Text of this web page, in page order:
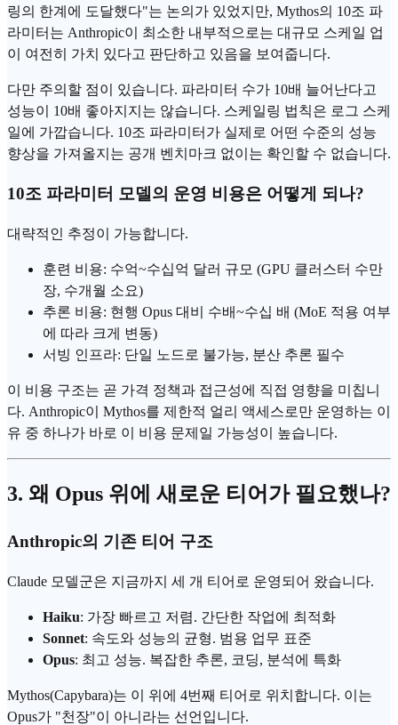
링의 한계에 도달했다"는 논의가 있었지만, Mythos의 10조 파
라미터는 Anthropic이 최소한 내부적으로는 대규모 스케일 업
이 여전히 가치 있다고 판단하고 있음을 보여줍니다.
다만 주의할 점이 있습니다. 파라미터 수가 10배 늘어난다고
성능이 10배 좋아지지는 않습니다. 스케일링 법칙은 로그 스케
일에 가깝습니다. 10조 파라미터가 실제로 어떤 수준의 성능
향상을 가져올지는 공개 벤치마크 없이는 확인할 수 없습니다.
10조 파라미터 모델의 운영 비용은 어떻게 되나?
대략적인 추정이 가능합니다.
훈련 비용: 수억~수십억 달러 규모 (GPU 클러스터 수만
장, 수개월 소요)
추론 비용: 현행 Opus 대비 수배~수십 배 (MoE 적용 여부
에 따라 크게 변동)
서빙 인프라: 단일 노드로 불가능, 분산 추론 필수
이 비용 구조는 곧 가격 정책과 접근성에 직접 영향을 미칩니
다. Anthropic이 Mythos를 제한적 얼리 액세스로만 운영하는 이
유 중 하나가 바로 이 비용 문제일 가능성이 높습니다.
3. 왜 Opus 위에 새로운 티어가 필요했나?
Anthropic의 기존 티어 구조
Claude 모델군은 지금까지 세 개 티어로 운영되어 왔습니다.
Haiku: 가장 빠르고 저렴. 간단한 작업에 최적화
Sonnet: 속도와 성능의 균형. 범용 업무 표준
Opus: 최고 성능. 복잡한 추론, 코딩, 분석에 특화
Mythos(Capybara)는 이 위에 4번째 티어로 위치합니다. 이는
Opus가 "천장"이 아니라는 선언입니다.